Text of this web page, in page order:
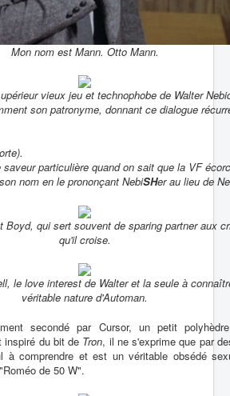
Mon nom est Mann. Otto Mann.
vieux jeu et technophobe de Walter
son patronyme, donnant ce dialogue
saveur particulière quand on sait que la VF
nom en le prononçant NebiSHer au lieu de
Boyd, qui sert souvent de sparing partner aux
qu'il croise.
le love interest de Walter et la seule à
véritable nature d'Automan.
secondé par Cursor, un petit
inspiré du bit de Tron, il ne s'exprime que par
à comprendre et est un véritable obsédé
de 50 W".